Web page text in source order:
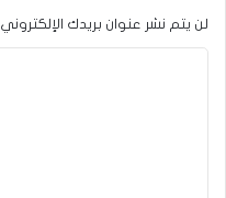
لن يتم نشر عنوان بريدك الإلكتروني.